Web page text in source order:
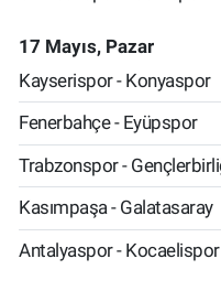
17 Mayıs, Pazar
Kayserispor - Konyaspor
Fenerbahçe - Eyüpspor
Trabzonspor -
Kasımpaşa - Galatasaray
Antalyaspor - Kocaelispor